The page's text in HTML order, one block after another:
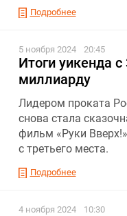
Подробнее
5 ноября 2024 20:45
Итоги уикенда
миллиарду
Лидером проката
снова стала
фильм «Руки
с третьего места.
Подробнее
4 ноября 2024 10:30